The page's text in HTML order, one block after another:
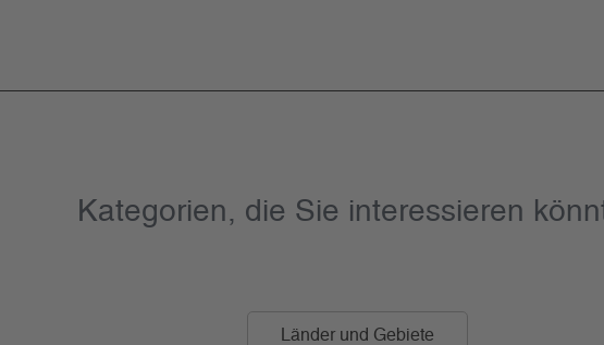
Kategorien, die Sie interessieren
Länder und Gebiete